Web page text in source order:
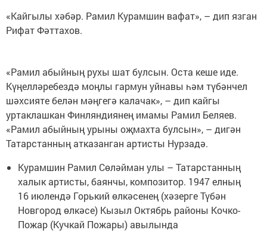
«Кайгылы хәбәр. Рамил Курамшин вафат», – дип язган
Рифат Фәттахов.
«Рамил абыйның рухы шат булсын. Оста кеше иде.
Күңелләребездә моңлы гармун уйнавы һәм түбәнчел
шәхсияте белән мәңгегә калачак», – дип кайгы
уртаклашкан Финляндиянең имамы Рамил Беляев.
«Рамил абыйның урыны оҗмахта булсын», – дигән
Татарстанның атказанган артисты Нурзадә.
Курамшин Рамил Сөләйман улы – Татарстанның
халык артисты, баянчы, композитор. 1947 елның
16 июлендә Горький өлкәсенең (хәзерге Түбән
Новгород өлкәсе) Кызыл Октябрь районы Кочко-
Пожар (Кучкай Пожары) авылында